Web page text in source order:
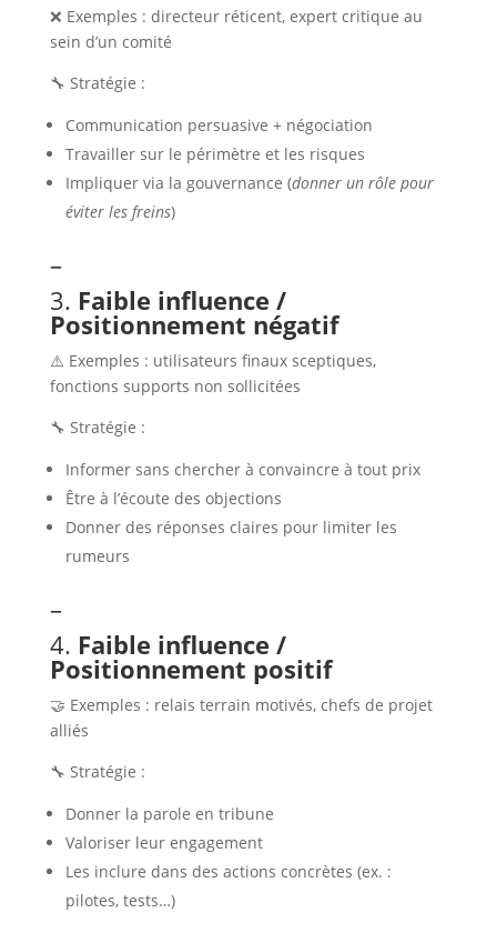
❌ Exemples : directeur réticent, expert critique au
sein d’un comité
🔧 Stratégie :
Communication persuasive + négociation
Travailler sur le périmètre et les risques
Impliquer via la gouvernance (donner un rôle pour
éviter les freins)
–
3. Faible influence /
Positionnement négatif
⚠️ Exemples : utilisateurs finaux sceptiques,
fonctions supports non sollicitées
🔧 Stratégie :
Informer sans chercher à convaincre à tout prix
Être à l’écoute des objections
Donner des réponses claires pour limiter les
rumeurs
–
4. Faible influence /
Positionnement positif
🤝 Exemples : relais terrain motivés, chefs de projet
alliés
🔧 Stratégie :
Donner la parole en tribune
Valoriser leur engagement
Les inclure dans des actions concrètes (ex. :
pilotes, tests…)